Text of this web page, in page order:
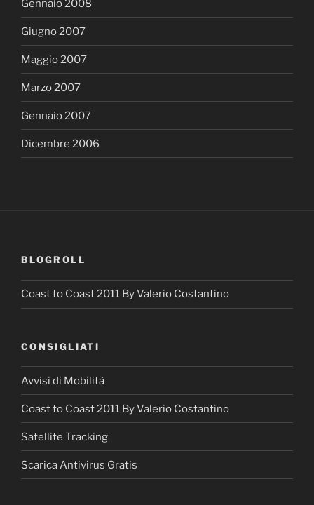
Gennaio 2008
Giugno 2007
Maggio 2007
Marzo 2007
Gennaio 2007
Dicembre 2006
BLOGROLL
Coast to Coast 2011 By Valerio Costantino
CONSIGLIATI
Avvisi di Mobilità
Coast to Coast 2011 By Valerio Costantino
Satellite Tracking
Scarica Antivirus Gratis